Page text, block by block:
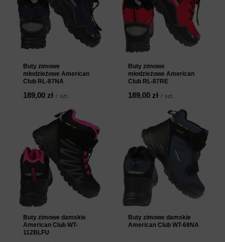
Buty zimowe
młodzieżowe American
Club RL-87NA
189,00 zł / szt.
Buty zimowe
młodzieżowe American
Club RL-87RE
189,00 zł / szt.
Buty zimowe damskie
American Club WT-
112BLFU
Buty zimowe damskie
American Club WT-68NA